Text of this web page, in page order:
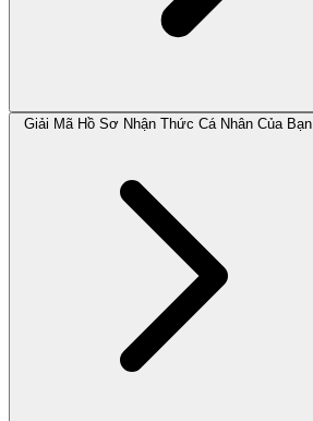
Giải Mã Hồ Sơ Nhận Thức Cá Nhân Của Bạn